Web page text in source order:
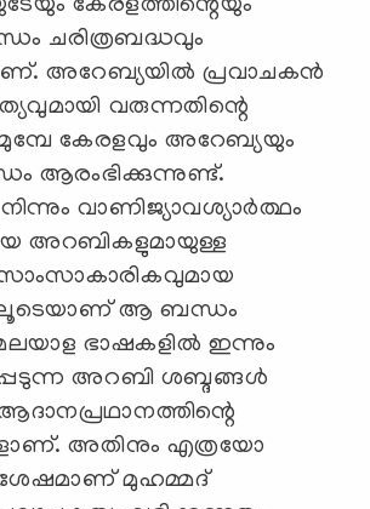
കേരളത്തിന്റെയും
ചരിത്രബദ്ധവും
അറേബ്യയില്‍ പ്രവാചകന്‍
വരുന്നതിന്റെ
കേരളവും അറേബ്യയും
ആരംഭിക്കുന്നുണ്ട്.
വാണിജ്യാവശ്യാര്‍ത്ഥം
അറബികളുമായുള്ള
ആ ബന്ധം
ഭാഷകളില്‍ ഇന്നും
അറബി ശബ്ദങ്ങള്‍
അതിനും എത്രയോ
മുഹമ്മദ്